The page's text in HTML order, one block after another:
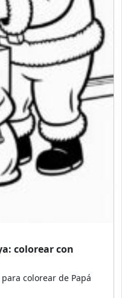
colorear con
colorear de Papá